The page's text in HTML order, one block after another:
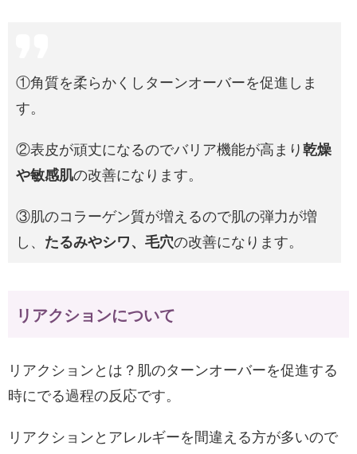
①角質を柔らかくしターンオーバーを促進しま
す。
②表皮が頑丈になるのでバリア機能が高まり 乾燥
や敏感肌の改善になります。
③肌のコラーゲン質が増えるので肌の弾力が増
し、 たるみやシワ、毛穴の改善になります。
リアクションについて
リアクションとは？肌のターンオーバーを促進する
時にでる過程の反応です。
リアクションとアレルギーを間違える方が多いので